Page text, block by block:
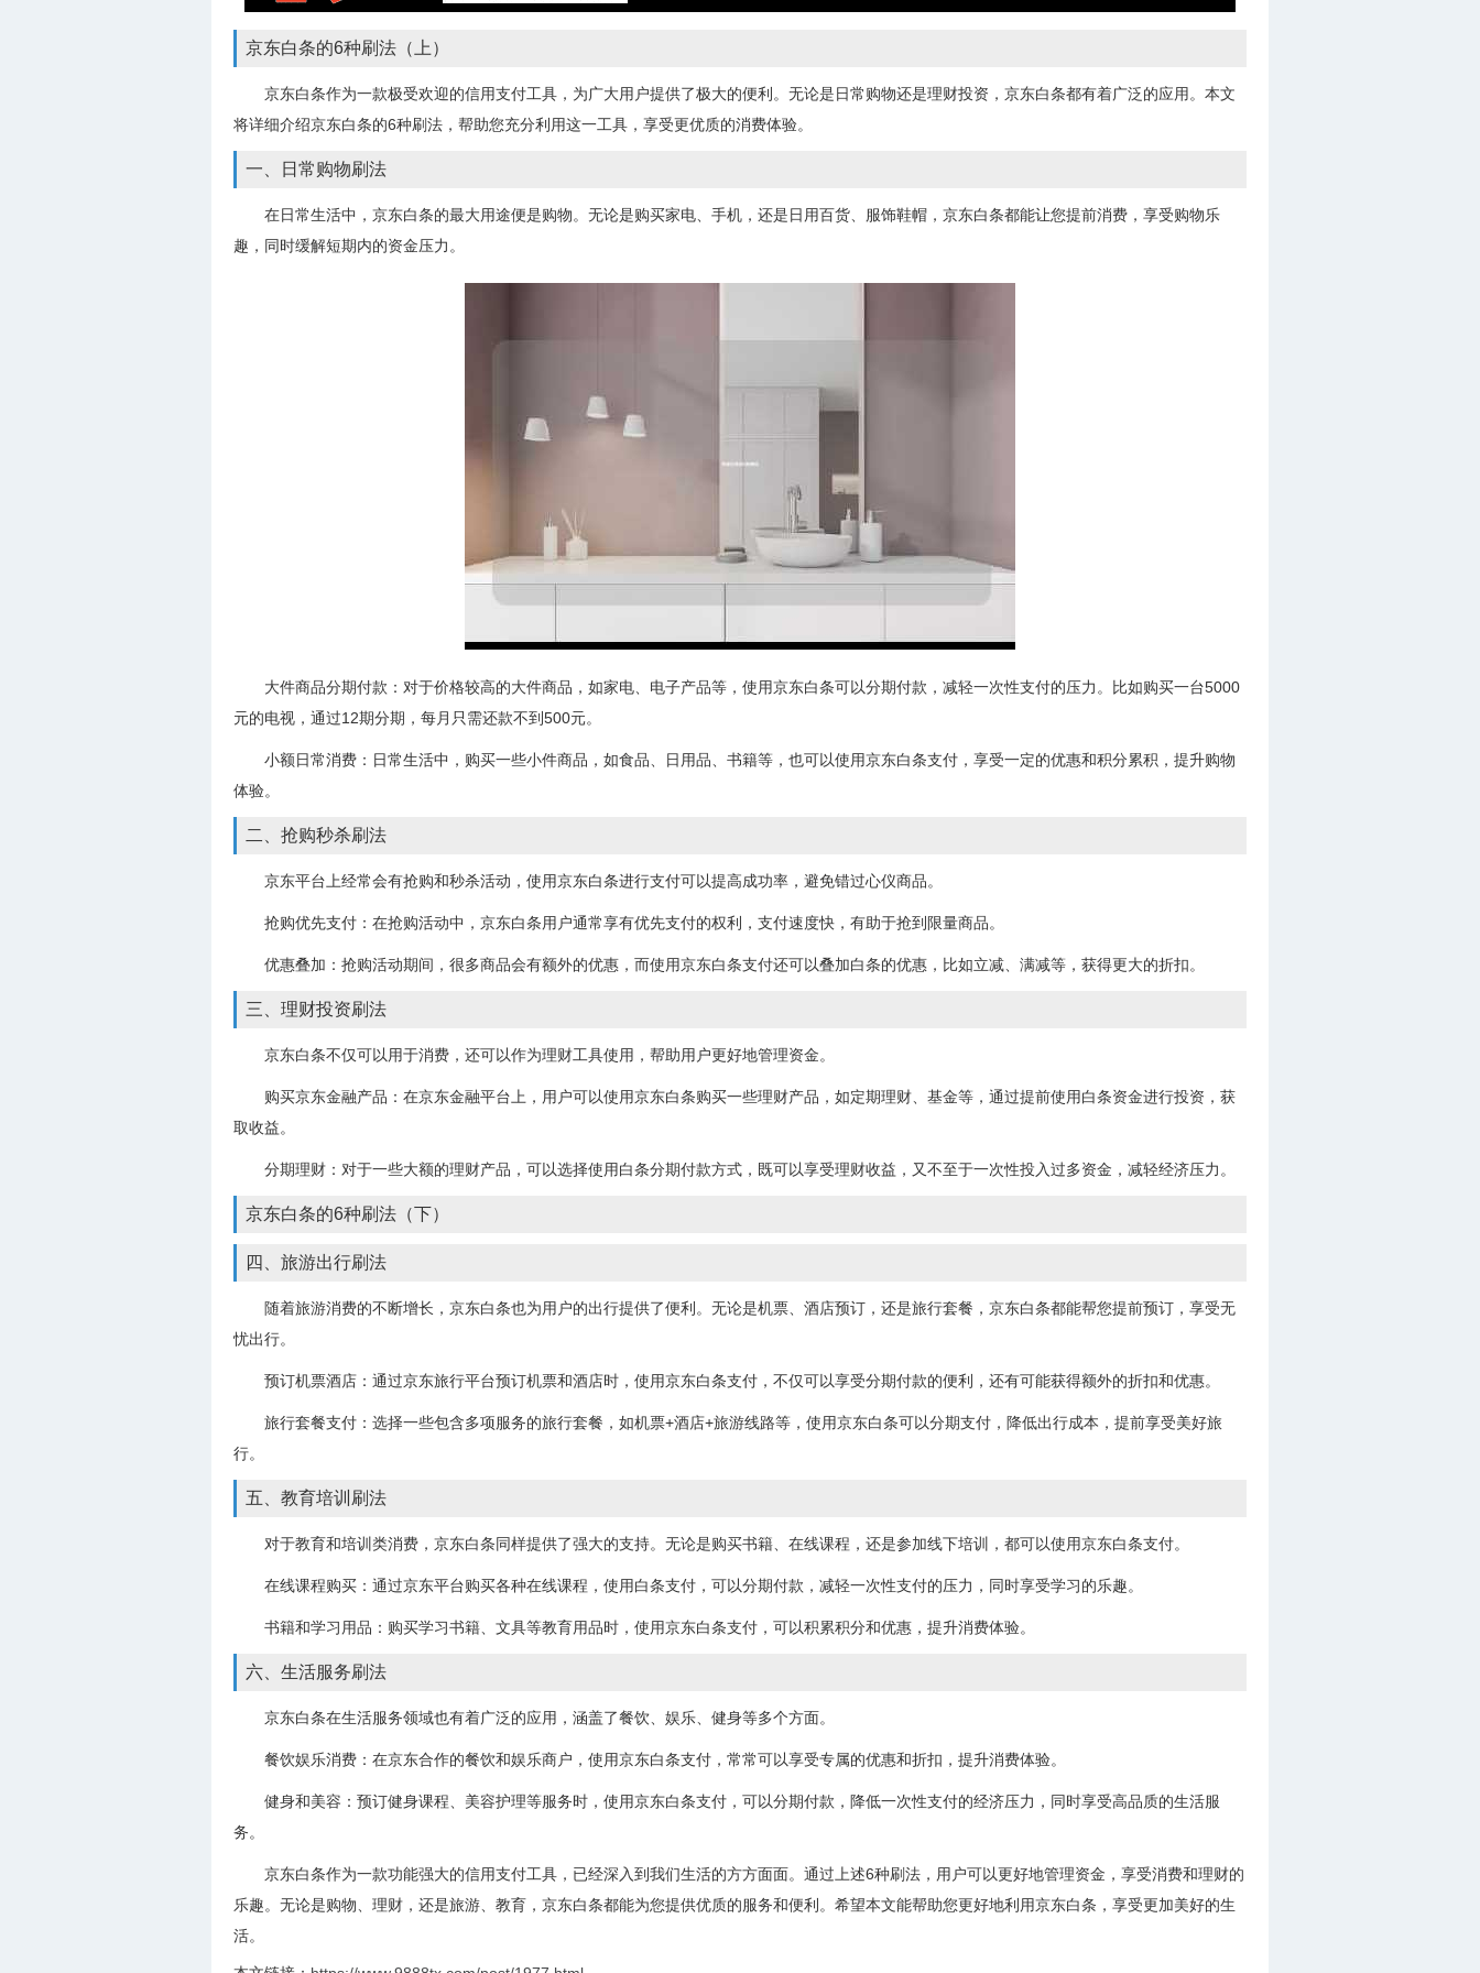
京东白条的6种刷法（上）
京东白条作为一款极受欢迎的信用支付工具，为广大用户提供了极大的便利。无论是日常购物还是理财投资，京东白条都有着广泛的应用。本文
将详细介绍京东白条的6种刷法，帮助您充分利用这一工具，享受更优质的消费体验。
一、日常购物刷法
在日常生活中，京东白条的最大用途便是购物。无论是购买家电、手机，还是日用百货、服饰鞋帽，京东白条都能让您提前消费，享受购物乐
趣，同时缓解短期内的资金压力。
大件商品分期付款：对于价格较高的大件商品，如家电、电子产品等，使用京东白条可以分期付款，减轻一次性支付的压力。比如购买一台5000
元的电视，通过12期分期，每月只需还款不到500元。
小额日常消费：日常生活中，购买一些小件商品，如食品、日用品、书籍等，也可以使用京东白条支付，享受一定的优惠和积分累积，提升购物
体验。
二、抢购秒杀刷法
京东平台上经常会有抢购和秒杀活动，使用京东白条进行支付可以提高成功率，避免错过心仪商品。
抢购优先支付：在抢购活动中，京东白条用户通常享有优先支付的权利，支付速度快，有助于抢到限量商品。
优惠叠加：抢购活动期间，很多商品会有额外的优惠，而使用京东白条支付还可以叠加白条的优惠，比如立减、满减等，获得更大的折扣。
三、理财投资刷法
京东白条不仅可以用于消费，还可以作为理财工具使用，帮助用户更好地管理资金。
购买京东金融产品：在京东金融平台上，用户可以使用京东白条购买一些理财产品，如定期理财、基金等，通过提前使用白条资金进行投资，获
取收益。
分期理财：对于一些大额的理财产品，可以选择使用白条分期付款方式，既可以享受理财收益，又不至于一次性投入过多资金，减轻经济压力。
京东白条的6种刷法（下）
四、旅游出行刷法
随着旅游消费的不断增长，京东白条也为用户的出行提供了便利。无论是机票、酒店预订，还是旅行套餐，京东白条都能帮您提前预订，享受无
忧出行。
预订机票酒店：通过京东旅行平台预订机票和酒店时，使用京东白条支付，不仅可以享受分期付款的便利，还有可能获得额外的折扣和优惠。
旅行套餐支付：选择一些包含多项服务的旅行套餐，如机票+酒店+旅游线路等，使用京东白条可以分期支付，降低出行成本，提前享受美好旅
行。
五、教育培训刷法
对于教育和培训类消费，京东白条同样提供了强大的支持。无论是购买书籍、在线课程，还是参加线下培训，都可以使用京东白条支付。
在线课程购买：通过京东平台购买各种在线课程，使用白条支付，可以分期付款，减轻一次性支付的压力，同时享受学习的乐趣。
书籍和学习用品：购买学习书籍、文具等教育用品时，使用京东白条支付，可以积累积分和优惠，提升消费体验。
六、生活服务刷法
京东白条在生活服务领域也有着广泛的应用，涵盖了餐饮、娱乐、健身等多个方面。
餐饮娱乐消费：在京东合作的餐饮和娱乐商户，使用京东白条支付，常常可以享受专属的优惠和折扣，提升消费体验。
健身和美容：预订健身课程、美容护理等服务时，使用京东白条支付，可以分期付款，降低一次性支付的经济压力，同时享受高品质的生活服
务。
京东白条作为一款功能强大的信用支付工具，已经深入到我们生活的方方面面。通过上述6种刷法，用户可以更好地管理资金，享受消费和理财的
乐趣。无论是购物、理财，还是旅游、教育，京东白条都能为您提供优质的服务和便利。希望本文能帮助您更好地利用京东白条，享受更加美好的生
活。